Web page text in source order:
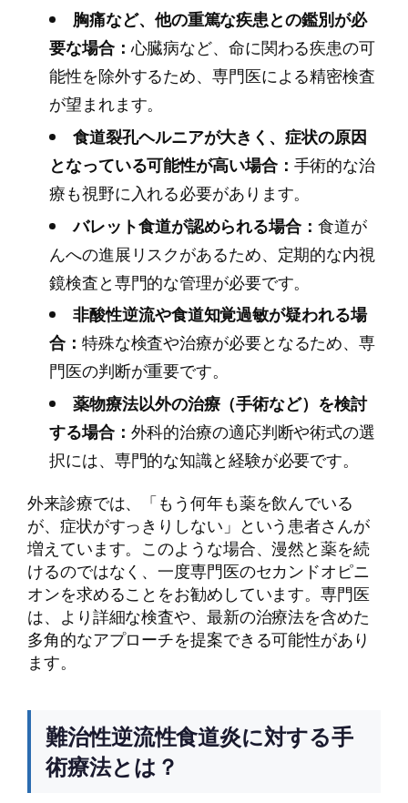
胸痛など、他の重篤な疾患との鑑別が必
要な場合：心臓病など、命に関わる疾患の可
能性を除外するため、専門医による精密検査
が望まれます。
食道裂孔ヘルニアが大きく、症状の原因
となっている可能性が高い場合： 手術的な治
療も視野に入れる必要があります。
バレット食道が認められる場合： 食道が
んへの進展リスクがあるため、定期的な内視
鏡検査と専門的な管理が必要です。
非酸性逆流や食道知覚過敏が疑われる場
合： 特殊な検査や治療が必要となるため、専
門医の判断が重要です。
薬物療法以外の治療（手術など）を検討
する場合： 外科的治療の適応判断や術式の選
択には、専門的な知識と経験が必要です。
外来診療では、「もう何年も薬を飲んでいる
が、症状がすっきりしない」という患者さんが
増えています。このような場合、漫然と薬を続
けるのではなく、一度専門医のセカンドオピニ
オンを求めることをお勧めしています。専門医
は、より詳細な検査や、最新の治療法を含めた
多角的なアプローチを提案できる可能性があり
ます。
難治性逆流性食道炎に対する手
術療法とは？